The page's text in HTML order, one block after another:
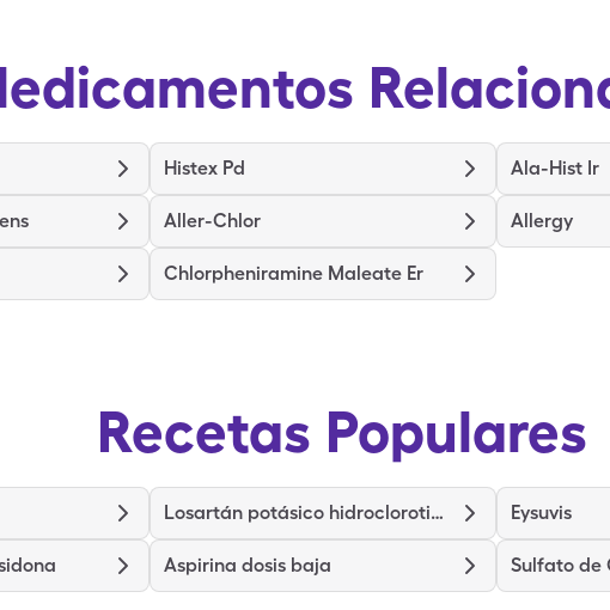
Histex Pd Ala-Hist Ir
Aller-Chlor Allergy
Chlorpheniramine Maleate Er
Recetas Populares
Losartán potásico hidroclorotiazida Eysuvis
Aspirina dosis baja Sulfato de